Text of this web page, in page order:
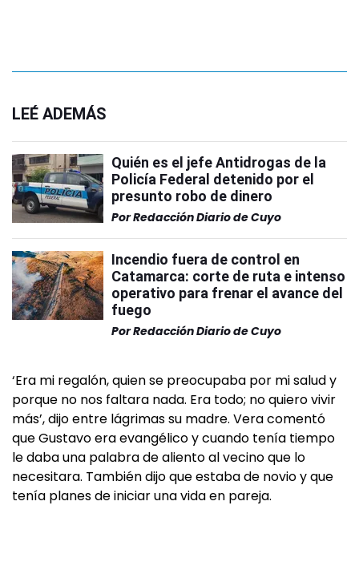
LEÉ ADEMÁS
Quién es el jefe Antidrogas de la
Policía Federal detenido por el
presunto robo de dinero
PorRedacción Diario de Cuyo
Incendio fuera de control en
Catamarca: corte de ruta e intenso
operativo para frenar el avance del
fuego
PorRedacción Diario de Cuyo
‘Era mi regalón, quien se preocupaba por mi salud y
porque no nos faltara nada. Era todo; no quiero vivir
más’, dijo entre lágrimas su madre. Vera comentó
que Gustavo era evangélico y cuando tenía tiempo
le daba una palabra de aliento al vecino que lo
necesitara. También dijo que estaba de novio y que
tenía planes de iniciar una vida en pareja.